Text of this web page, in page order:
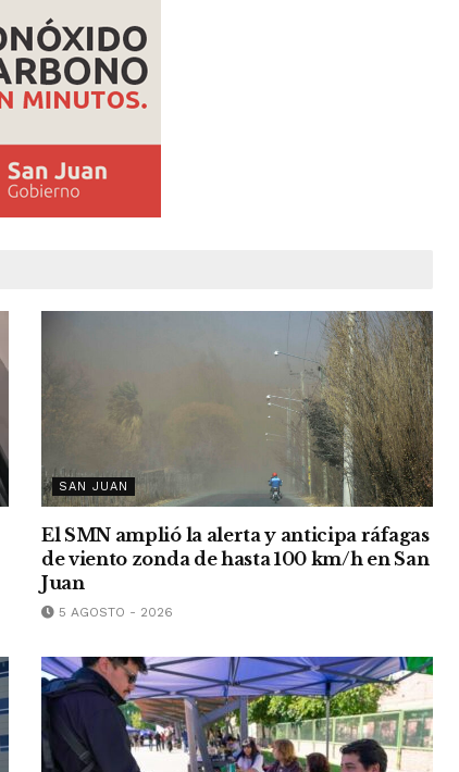
SAN JUAN
El SMN amplió la alerta y anticipa ráfagas
de viento zonda de hasta 100 km/h en San
Juan
5 AGOSTO - 2026